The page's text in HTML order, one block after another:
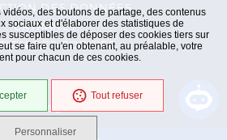
des boutons de partage, des contenus
sociaux et d'élaborer des statistiques de
susceptibles de déposer des cookies tiers sur
se faire qu'en obtenant, au préalable, votre
pour chacun de ces cookies.
Tout refuser
Personnaliser
DES DONNÉES
EXTRANET
DES COOKIES
En cours